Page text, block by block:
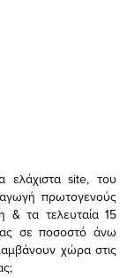
ελάχισταsite, του
πρωτογενούς
& τα τελευταία 15
σε ποσοστό άνω
χώρα στις